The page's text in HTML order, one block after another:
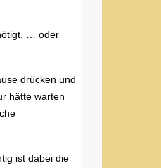
… oder
drücken und
hätte warten
ist dabei die